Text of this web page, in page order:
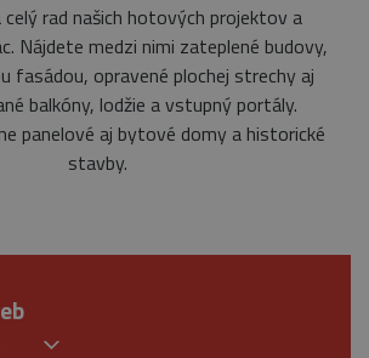
rad našich hotových projektov a
Nájdete medzi nimi zateplené budovy,
fasádou, opravené plochej strechy aj
balkóny, lodžie a vstupný portály.
panelové aj bytové domy a historické
stavby.